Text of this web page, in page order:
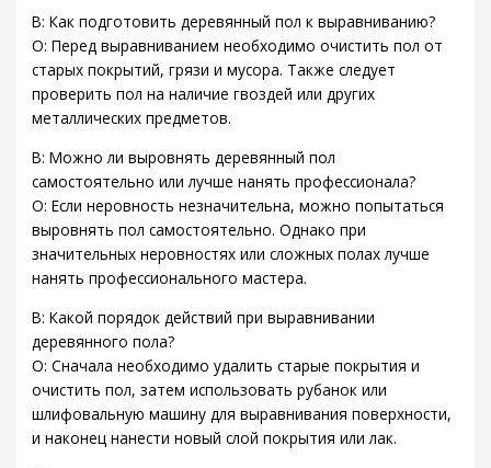
В: Как подготовить деревянный пол к выравниванию?
О: Перед выравниванием необходимо очистить пол от
старых покрытий, грязи и мусора. Также следует
проверить пол на наличие гвоздей или других
металлических предметов.
В: Можно ли выровнять деревянный пол
самостоятельно или лучше нанять профессионала?
О: Если неровность незначительна, можно попытаться
выровнять пол самостоятельно. Однако при
значительных неровностях или сложных полах лучше
нанять профессионального мастера.
В: Какой порядок действий при выравнивании
деревянного пола?
О: Сначала необходимо удалить старые покрытия и
очистить пол, затем использовать рубанок или
шлифовальную машину для выравнивания поверхности,
и наконец нанести новый слой покрытия или лак.